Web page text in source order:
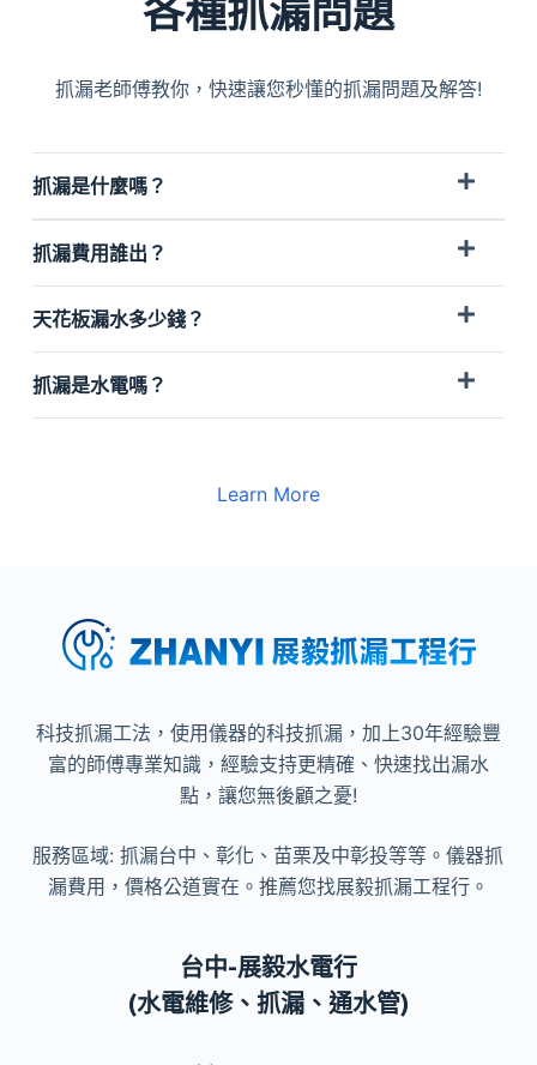
各種抓漏問題
抓漏老師傅教你，快速讓您秒懂的抓漏問題及解答!
抓漏是什麼嗎？
抓漏費用誰出？
天花板漏水多少錢？
抓漏是水電嗎？
Learn More
科技抓漏工法，使用儀器的科技抓漏，加上30年經驗豐
富的師傅專業知識，經驗支持更精確、快速找出漏水
點，讓您無後顧之憂!
服務區域: 抓漏台中、彰化、苗栗及中彰投等等。儀器抓
漏費用，價格公道實在。推薦您找展毅抓漏工程行。
台中-展毅水電行
(水電維修、抓漏、通水管)